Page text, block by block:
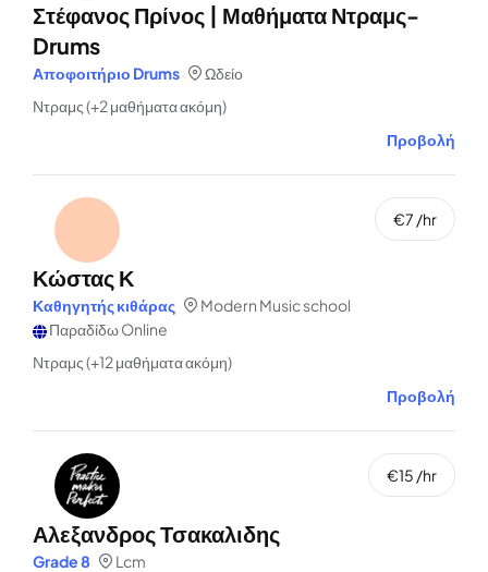
Στέφανος Πρίνος | Μαθήματα Ντραμς-
Drums
Αποφοιτήριο Drums
Ωδείο
Ντραμς (+2 μαθήματα ακόμη)
Προβολή
Κώστας Κ
Καθηγητής κιθάρας
Modern Music school
Παραδίδω Online
Ντραμς (+12 μαθήματα ακόμη)
Προβολή
€7 /hr
Αλεξανδρος Τσακαλιδης
Grade 8
Lcm
€15 /hr